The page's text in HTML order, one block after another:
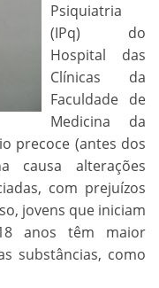
Psiquiatria
(IPq) do
Hospital das
Clínicas da
Faculdade de
Medicina da
precoce (antes dos
causa alterações
com prejuízos
jovens que iniciam
anos têm maior
substâncias, como